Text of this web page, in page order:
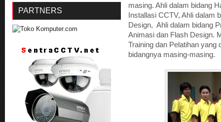
masing. Ahli dalam bidang
Installasi CCTV, Ahli dalam
Design, Ahli dalam bidang
Animasi dan Flash Design.
Training dan Pelatihan yang
bidangnya masing-masing.
PARTNERS